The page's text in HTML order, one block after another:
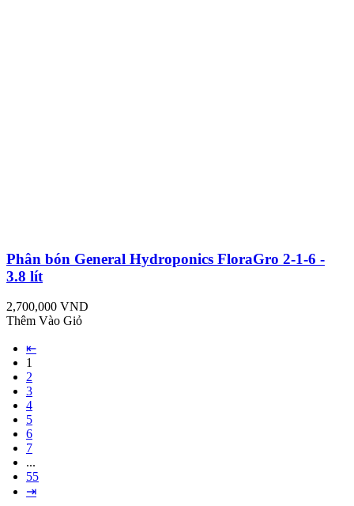
Phân bón General Hydroponics FloraGro 2-1-6 -
3.8 lít
2,700,000 VND
Thêm Vào Giỏ
⇤
1
2
3
4
5
6
7
...
55
⇥